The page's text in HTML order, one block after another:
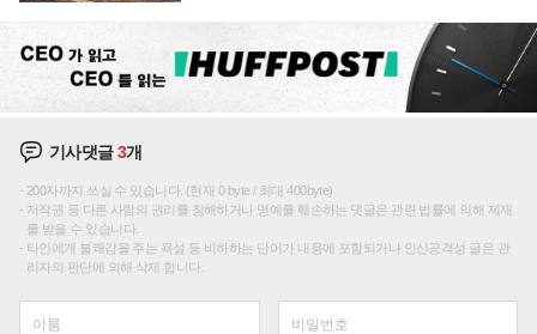
기사댓글3개
200자까지 쓰실 수 있습니다. (현재 0 byte / 최대 400byte)
저작권 등 다른 사람의 권리를 침해하거나 명예를 훼손하는 댓글은 관련 법률에 의해 제재
를 받을 수 있습니다.
타인에게 불쾌감을 주는 욕설 등 비하하는 단어가 내용에 포함되거나 인신공격성 글은 관
리자의 판단에 의해 삭제 합니다.